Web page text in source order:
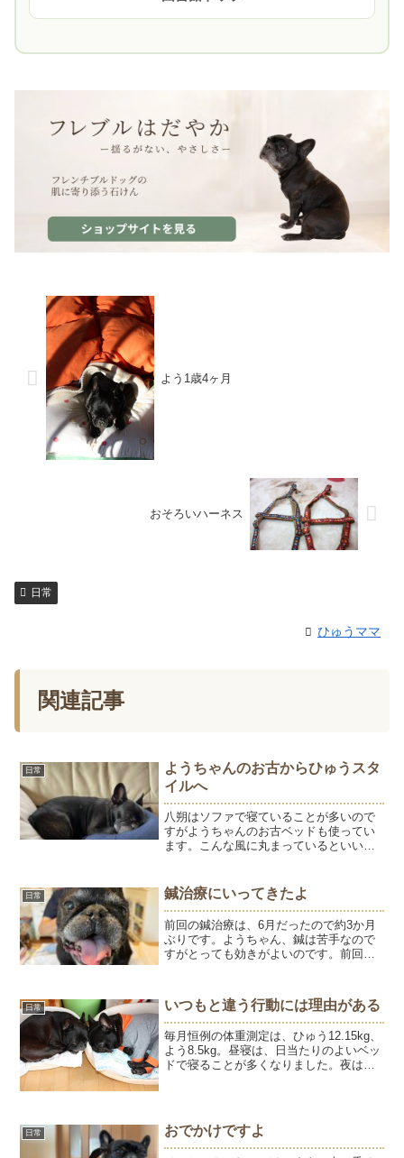
よう1歳4ヶ月
おそろいハーネス
日常
ひゅうママ
関連記事
日常
ようちゃんのお古からひゅうスタ
イルへ
八朔はソファで寝ていることが多いので
すがようちゃんのお古ベッドも使ってい
ます。こんな風に丸まっているといいか
す。色々探しているのだけれど、コレと
いったものが未だに見つから...
日常 鍼治療にいってきたよ
前回の鍼治療は、6月だったので約3か月
ぶりです。ようちゃん、鍼は苦手なので
すがとっても効きがよいのです。前回の
ズしてくる感じでした。他には、食べて
いる割に便秘気味で便が固...
日常 いつもと違う行動には理由がある
毎月恒例の体重測定は、ひゅう12.15kg、
よう8.5kg。昼寝は、日当たりのよいベッ
ドで寝ることが多くなりました。夜は、
の布団に潜...
日常 おでかけですよ